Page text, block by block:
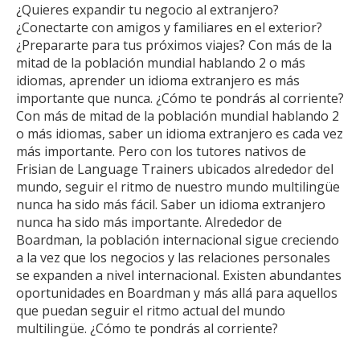
¿Quieres expandir tu negocio al extranjero?
¿Conectarte con amigos y familiares en el exterior?
¿Prepararte para tus próximos viajes? Con más de la
mitad de la población mundial hablando 2 o más
idiomas, aprender un idioma extranjero es más
importante que nunca. ¿Cómo te pondrás al corriente?
Con más de mitad de la población mundial hablando 2
o más idiomas, saber un idioma extranjero es cada vez
más importante. Pero con los tutores nativos de
Frisian de Language Trainers ubicados alrededor del
mundo, seguir el ritmo de nuestro mundo multilingüe
nunca ha sido más fácil. Saber un idioma extranjero
nunca ha sido más importante. Alrededor de
Boardman, la población internacional sigue creciendo
a la vez que los negocios y las relaciones personales
se expanden a nivel internacional. Existen abundantes
oportunidades en Boardman y más allá para aquellos
que puedan seguir el ritmo actual del mundo
multilingüe. ¿Cómo te pondrás al corriente?